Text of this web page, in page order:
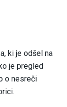
ki je odšel na
je pregled
o nesreči